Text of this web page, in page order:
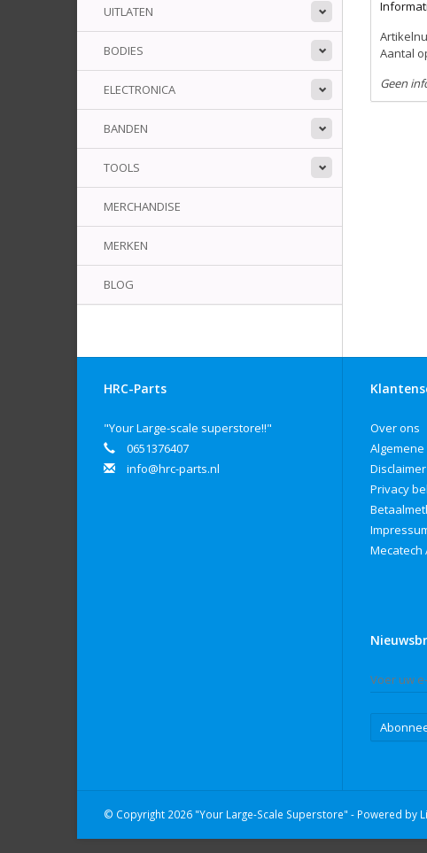
UITLATEN
BODIES
ELECTRONICA
BANDEN
TOOLS
MERCHANDISE
MERKEN
BLOG
Aantal
Geen
HRC-Parts
"Your Large-scale superstore!!"
0651376407
info@hrc-parts.nl
Over ons
Disclaimer
Privacy
Mecatech
© Copyright 2026 "Your Large-Scale Superstore" - Powered by